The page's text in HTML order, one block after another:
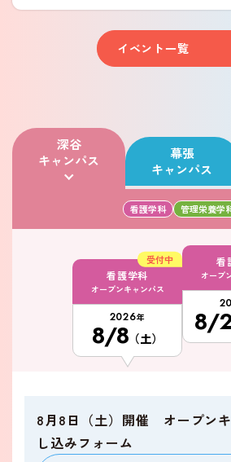
幕張キャンパス
沼津キャンパス
東都大学 公式サイト
イベント一覧
深谷
キャンパス
幕張
キャンパス
看護学科 管理栄養学
看護学科
オープンキャンパス
2026年
8/8 （土）
看
オープ
8/
8月8日（土）開催 オープン
し込みフォーム